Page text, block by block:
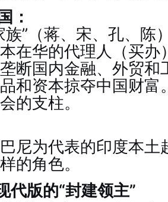
：
族”（蒋、宋、孔、陈
在华的代理人（买办
断国内金融、外贸和
和资本掠夺中国财富
的支柱。
尼为代表的印度本土
的角色。
代版的“封建领主”